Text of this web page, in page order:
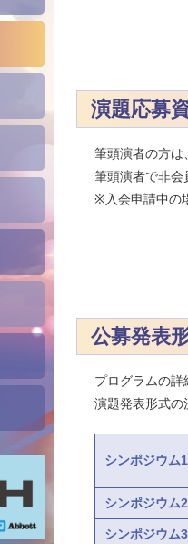
演題応募
筆頭演者の方は
筆頭演者で非会
※入会申請中の
公募発表
プログラムの詳
演題発表形式の
シンポジウム1
シンポジウム2
シンポジウム3